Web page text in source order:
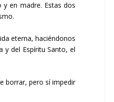
en madre. Estas dos
eterna, haciéndonos
y del Espíritu Santo, el
borrar, pero sí impedir